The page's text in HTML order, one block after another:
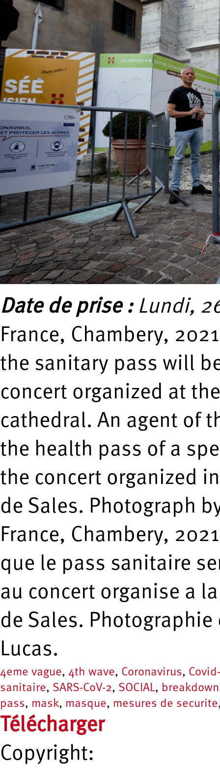
Date de prise : Lundi,
France, Chambery,
the sanitary pass will
concert organized at
cathedral. An agent of
the health pass of a
the concert organized
de Sales. Photograph
France, Chambery,
que le pass sanitaire
au concert organise a
de Sales.
Lucas.
4eme vague, 4th wave, Coronavirus,
sanitaire, SARS-CoV-2, SOCIAL, breakdown
pass, mask, masque, mesures de securite
Télécharger
Copyright: